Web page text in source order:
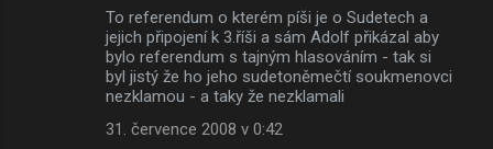
To referendum o kterém píši je o Sudetech a
jejich připojení k 3.říši a sám Adolf přikázal aby
bylo referendum s tajným hlasováním - tak si
byl jistý že ho jeho sudetoněmečtí soukmenovci
nezklamou - a taky že nezklamali
31. července 2008 v 0:42